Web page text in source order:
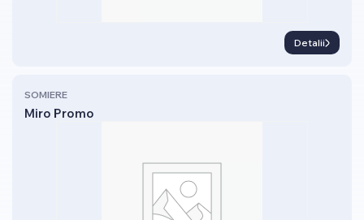
Detalii
SOMIERE
Miro Promo